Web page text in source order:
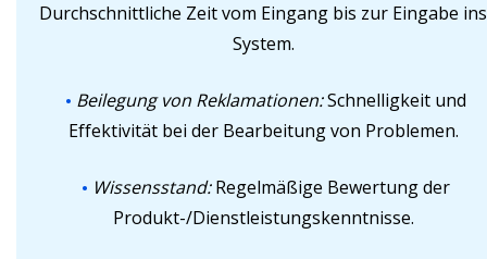
Durchschnittliche Zeit vom Eingang bis zur Eingabe ins
System.
Beilegung von Reklamationen:Schnelligkeit und
Effektivität bei der Bearbeitung von Problemen.
Wissensstand:Regelmäßige Bewertung der
Produkt-/Dienstleistungskenntnisse.